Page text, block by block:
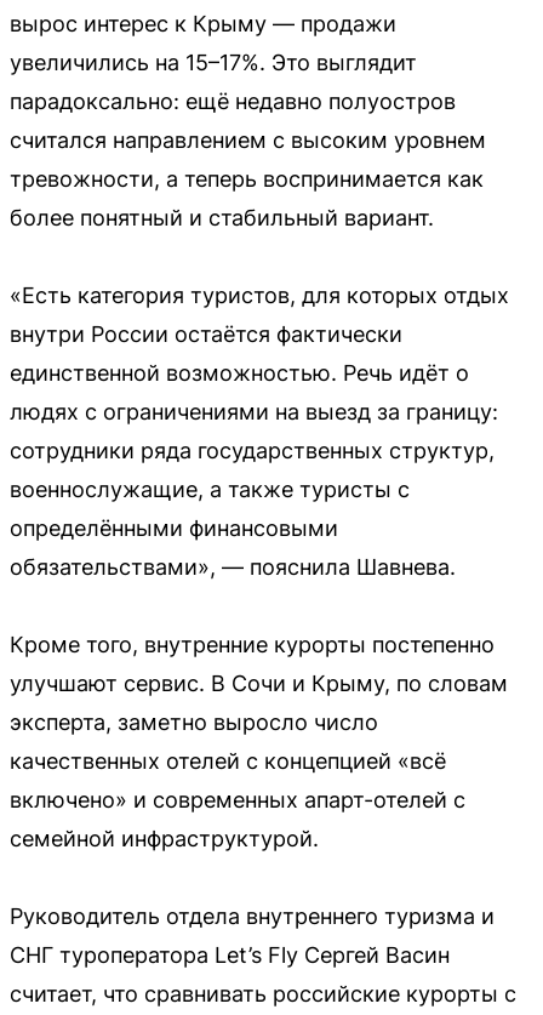
вырос интерес к Крыму — продажи
увеличились на 15–17%. Это выглядит
парадоксально: ещё недавно полуостров
считался направлением с высоким уровнем
тревожности, а теперь воспринимается как
более понятный и стабильный вариант.
«Есть категория туристов, для которых отдых
внутри России остаётся фактически
единственной возможностью. Речь идёт о
людях с ограничениями на выезд за границу:
сотрудники ряда государственных структур,
военнослужащие, а также туристы с
определёнными финансовыми
обязательствами», — пояснила Шавнева.
Кроме того, внутренние курорты постепенно
улучшают сервис. В Сочи и Крыму, по словам
эксперта, заметно выросло число
качественных отелей с концепцией «всё
включено» и современных апарт-отелей с
семейной инфраструктурой.
Руководитель отдела внутреннего туризма и
СНГ туроператора Let’s Fly Сергей Васин
считает, что сравнивать российские курорты с